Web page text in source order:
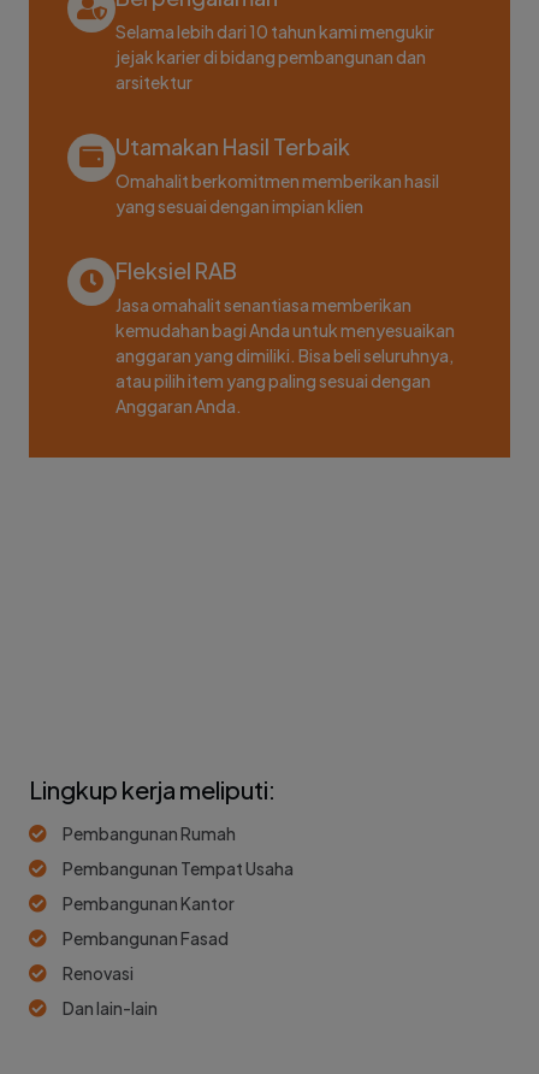
Selama lebih dari 10 tahun kami mengukir
jejak karier di bidang pembangunan dan
arsitektur
Utamakan Hasil Terbaik
Omahalit berkomitmen memberikan hasil
yang sesuai dengan impian klien
Fleksiel RAB
Jasa omahalit senantiasa memberikan
kemudahan bagi Anda untuk menyesuaikan
anggaran yang dimiliki. Bisa beli seluruhnya,
atau pilih item yang paling sesuai dengan
Anggaran Anda.
Lingkup kerja meliputi:
Pembangunan Rumah
Pembangunan Tempat Usaha
Pembangunan Kantor
Pembangunan Fasad
Renovasi
Dan lain-lain